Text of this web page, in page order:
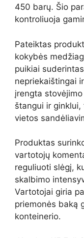
450 barų. Šio
kontroliuoja
Pateiktas
kokybės
puikiai
nepriekaištingai
įrengta
štangui ir
vietos
Produktas
vartotojų
reguliuoti slėgį,
skalbimo
Vartotojai giria
priemonės baką
konteinerio.